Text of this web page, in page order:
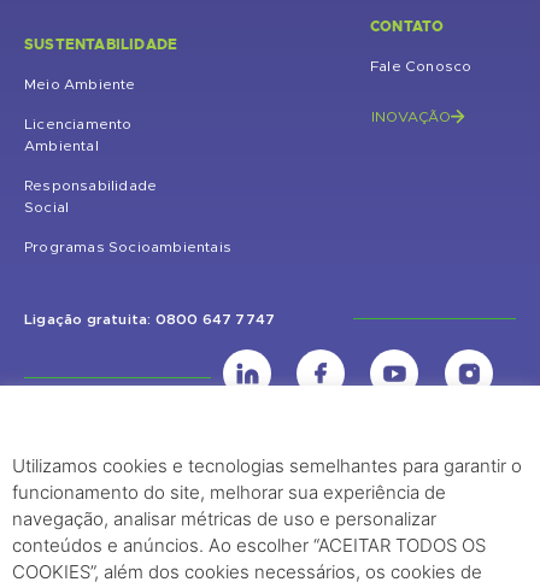
SUSTENTABILIDADE
Meio Ambiente
Licenciamento
Ambiental
Responsabilidade
Social
Programas Socioambientais
CONTATO
Fale Conosco
INOVAÇÃO
Ligação gratuita: 0800 647 7747
UHE Jirau
Rodovia BR-364, KM 824 S/Nº - Distrito de Jaci Paraná – Porto Velho
(RO) – CEP: 76840-000 – Telefone: (69) 2182.8600
Utilizamos cookies e tecnologias semelhantes para garantir o
funcionamento do site, melhorar sua experiência de
navegação, analisar métricas de uso e personalizar
conteúdos e anúncios. Ao escolher “ACEITAR TODOS OS
COOKIES”, além dos cookies necessários, os cookies de